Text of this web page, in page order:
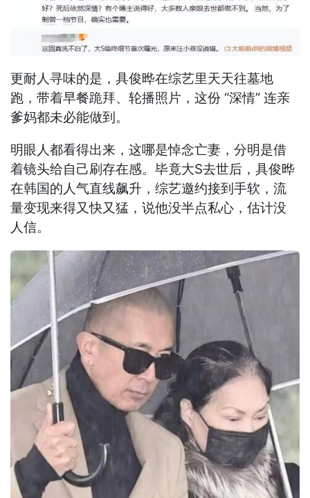
更耐人寻味的是，具俊晔在综艺里天天往墓地
跑，带着早餐跪拜、轮播照片，这份 “深情” 连亲
爹妈都未必能做到。
明眼人都看得出来，这哪是悼念亡妻，分明是借
着镜头给自己刷存在感。毕竟大S去世后，具俊晔
在韩国的人气直线飙升，综艺邀约接到手软，流
量变现来得又快又猛，说他没半点私心，估计没
人信。